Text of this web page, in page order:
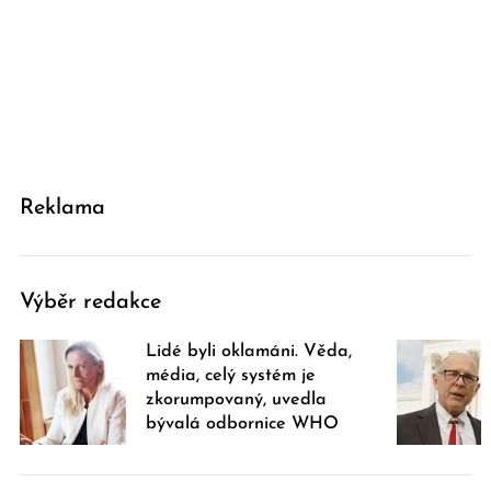
Reklama
Výběr redakce
Lidé byli oklamáni. Věda,
média, celý systém je
zkorumpovaný, uvedla
bývalá odbornice WHO